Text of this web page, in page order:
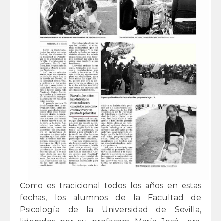
Como es tradicional todos los años en estas
fechas, los alumnos de la Facultad de
Psicología de la Universidad de Sevilla,